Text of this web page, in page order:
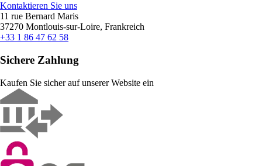
Kontaktieren Sie uns
11 rue Bernard Maris
37270 Montlouis-sur-Loire, Frankreich
+33 1 86 47 62 58
Sichere Zahlung
Kaufen Sie sicher auf unserer Website ein